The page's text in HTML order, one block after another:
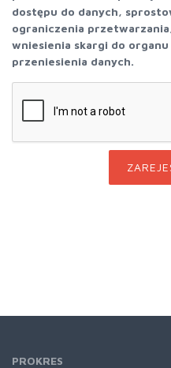
dostępu do danych,
ograniczenia
wniesienia skargi do
przeniesienia danych.
PROKRES